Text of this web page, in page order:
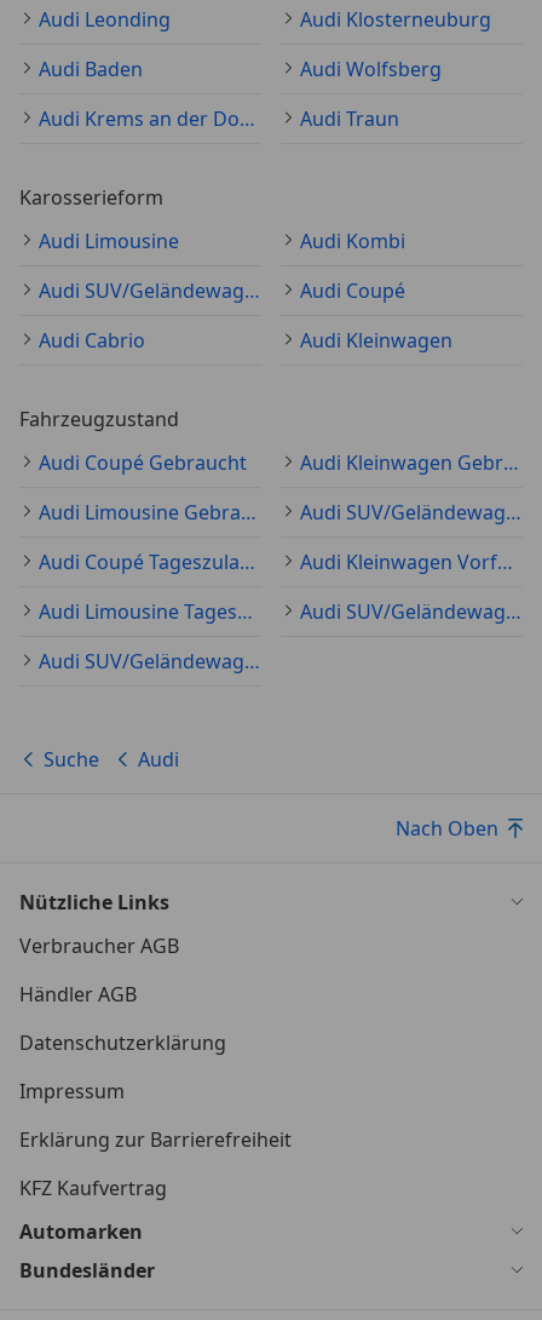
Audi Leonding
Audi Klosterneuburg
Audi Baden
Audi Wolfsberg
Audi Krems an der Donau
Audi Traun
Karosserieform
Audi Limousine
Audi Kombi
Audi SUV/Geländewagen/Pickup
Audi Coupé
Audi Cabrio
Audi Kleinwagen
Fahrzeugzustand
Audi Coupé Gebraucht
Audi Kleinwagen Gebraucht
Audi Limousine Gebraucht
Audi SUV/Geländewagen/Pickup Gebraucht
Audi Coupé Tageszulassung
Audi Kleinwagen Vorführfahrzeug
Audi Limousine Tageszulassung
Audi SUV/Geländewagen/Pickup Tageszulassung
Audi SUV/Geländewagen/Pickup Neu
Suche Audi
Nach Oben
Nützliche Links
Verbraucher AGB
Händler AGB
Datenschutzerklärung
Impressum
Erklärung zur Barrierefreiheit
KFZ Kaufvertrag
Automarken
Bundesländer